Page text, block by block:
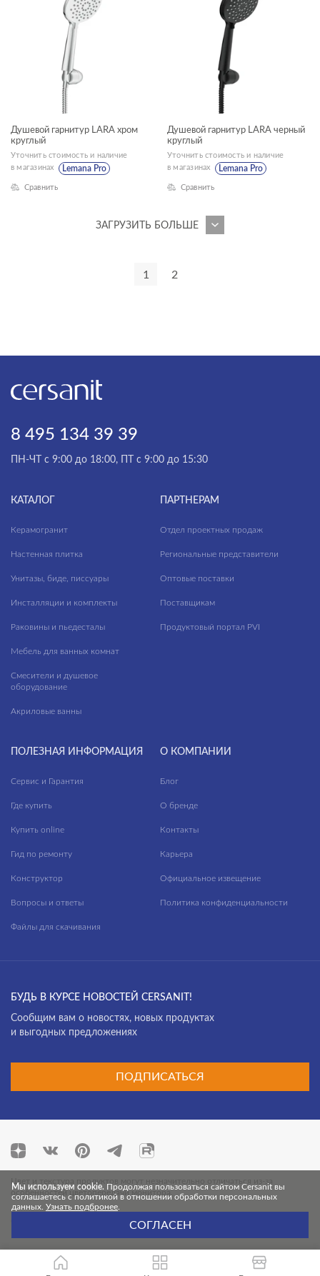
NATURE
PARVA
PRIME
PRIME BLACK
SENSE
SMART
STAR
VIRGO
WOOD
Душевой гарнитур LARA хром
круглый
Уточнить стоимость и наличие
в магазинах
Lemana Pro
Сравнить
Душевой гарнитур LARA черный
круглый
Уточнить стоимость и наличие
в магазинах
Lemana Pro
Сравнить
ЗАГРУЗИТЬ БОЛЬШЕ
1 2
8 495 134 39 39
ПН-ЧТ с 9:00 до 18:00, ПТ с 9:00 до 15:30
КАТАЛОГ
Керамогранит
Настенная плитка
Унитазы, биде, писсуары
Инсталляции и комплекты
Раковины и пьедесталы
Мебель для ванных комнат
Смесители и душевое
оборудование
Акриловые ванны
ПАРТНЕРАМ
Отдел проектных продаж
Региональные представители
Оптовые поставки
Поставщикам
Продуктовый портал PVI
ПОЛЕЗНАЯ ИНФОРМАЦИЯ
Сервис и Гарантия
Где купить
Купить online
Гид по ремонту
Конструктор
Вопросы и ответы
Файлы для скачивания
О КОМПАНИИ
Блог
О бренде
Контакты
Карьера
Официальное извещение
Политика конфиденциальности
БУДЬ В КУРСЕ НОВОСТЕЙ CERSANIT!
Cообщим вам о новостях, новых продуктах
и выгодных предложениях
ПОДПИСАТЬСЯ
Цвет и текстура продуктов могут незначительно отличаться из-за
особенностей цветопередачи монитора.
© 2026 Cersanit. Все права защищены.
Мы используем cookie. Продолжая пользоваться сайтом Cersanit вы
соглашаетесь с политикой в отношении обработки персональных
данных. Узнать подбронее
СОГЛАСЕН